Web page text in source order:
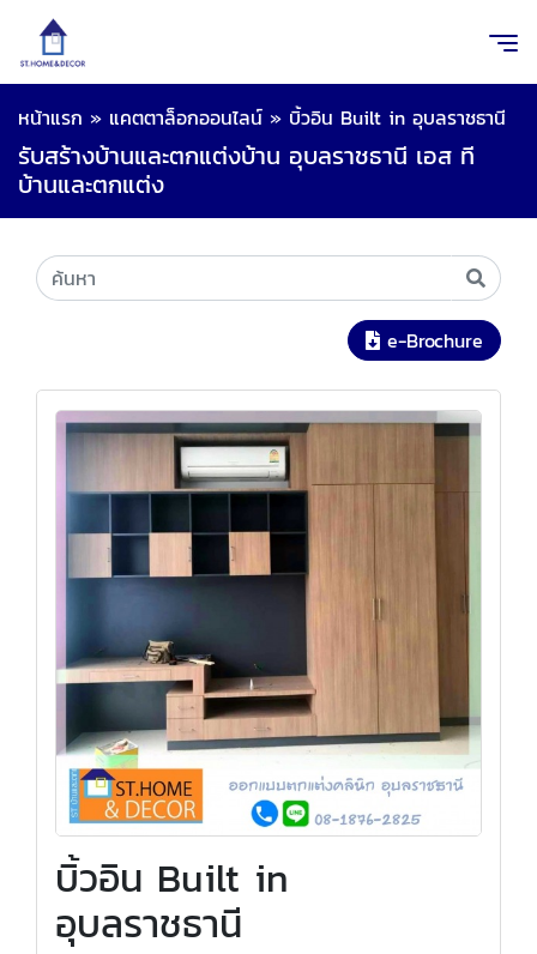
หน้าแรก » แคตตาล็อกออนไลน์ » บิ้วอิน Built in อุบลราชธานี
รับสร้างบ้านและตกแต่งบ้าน อุบลราชธานี เอส ที
บ้านและตกแต่ง
e-Brochure
บิ้วอิน Built in
อุบลราชธานี